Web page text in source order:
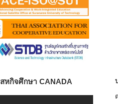
สหกิจศึกษา CANADA